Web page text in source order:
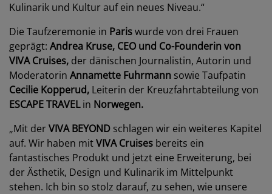
Kulinarik und Kultur auf ein neues Niveau.“
Die Taufzeremonie in Pariswurde von drei Frauen
geprägt: Andrea Kruse, CEO und Co-Founderin von
VIVA Cruises, der dänischen Journalistin, Autorin und
Moderatorin Annamette Fuhrmann sowie Taufpatin
Cecilie Kopperud, Leiterin der Kreuzfahrtabteilung von
ESCAPE TRAVELin Norwegen.
„Mit derVIVA BEYOND schlagen wir ein weiteres Kapitel
auf. Wir haben mitVIVA Cruises bereits ein
fantastisches Produkt und jetzt eine Erweiterung, bei
der Ästhetik, Design und Kulinarik im Mittelpunkt
stehen. Ich bin so stolz darauf, zu sehen, wie unsere